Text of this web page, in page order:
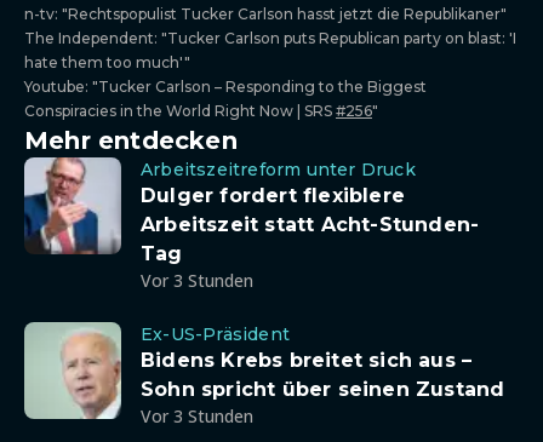
n-tv: "Rechtspopulist Tucker Carlson hasst jetzt die Republikaner"
The Independent: "Tucker Carlson puts Republican party on blast: 'I
hate them too much'"
Youtube: "Tucker Carlson – Responding to the Biggest
Conspiracies in the World Right Now | SRS #256"
Mehr entdecken
Arbeitszeitreform unter Druck
Dulger fordert flexiblere
Arbeitszeit statt Acht-Stunden-
Tag
Vor 3 Stunden
Ex-US-Präsident
Bidens Krebs breitet sich aus –
Sohn spricht über seinen Zustand
Vor 3 Stunden